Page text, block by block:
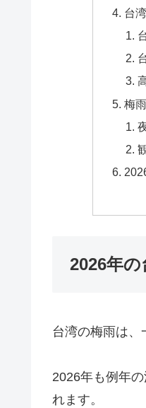
台
梅
2026年
台湾の梅雨は、
2026年も例年の
れます。